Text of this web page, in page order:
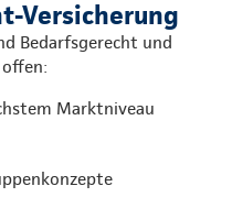
Versicherung
Bedarfsgerecht und
Marktniveau